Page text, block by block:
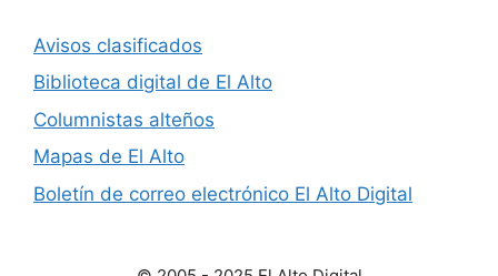
Avisos clasificados
Biblioteca digital de El Alto
Columnistas alteños
Mapas de El Alto
Boletín de correo electrónico El Alto Digital